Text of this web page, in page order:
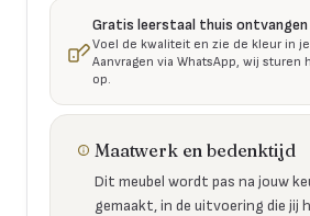
Gratis leerstaal thuis ontvangen
Voel de kwaliteit en zie de kleur in
Aanvragen via WhatsApp, wij sturen
op.
Maatwerk en bedenktijd
Dit meubel wordt pas na jouw
gemaakt, in de uitvoering die jij